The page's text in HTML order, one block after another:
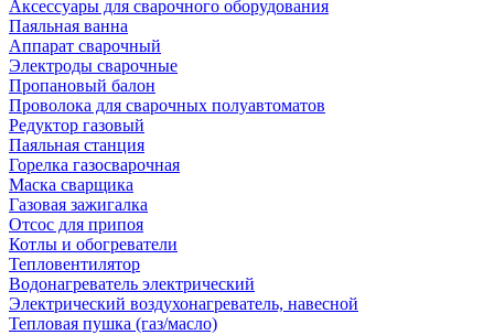
Аксессуары для сварочного оборудования
Паяльная ванна
Аппарат сварочный
Электроды сварочные
Пропановый балон
Проволока для сварочных полуавтоматов
Редуктор газовый
Паяльная станция
Горелка газосварочная
Маска сварщика
Газовая зажигалка
Отсос для припоя
Котлы и обогреватели
Тепловентилятор
Водонагреватель электрический
Электрический воздухонагреватель, навесной
Тепловая пушка (газ/масло)